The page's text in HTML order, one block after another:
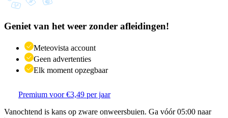
Geniet van het weer zonder afleidingen!
Meteovista account
Geen advertenties
Elk moment opzegbaar
Premium voor €3,49 per jaar
Vanochtend is kans op zware onweersbuien. Ga vóór 05:00 naar